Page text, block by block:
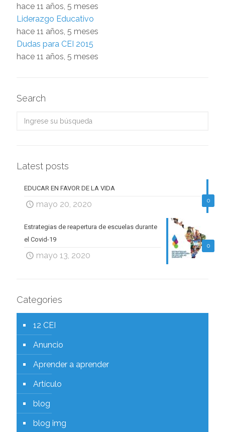
hace 11 años, 5 meses
Liderazgo Educativo
hace 11 años, 5 meses
Dudas para CEI 2015
hace 11 años, 5 meses
Search
Latest posts
0
EDUCAR EN FAVOR DE LA VIDA
mayo 20, 2020
0
Estrategias de reapertura de escuelas durante
el Covid-19
mayo 13, 2020
Categories
12 CEI
Anuncio
Aprender a aprender
Artículo
blog
blog img